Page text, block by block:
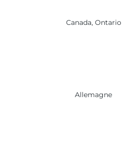
Canada, Ontario
Allemagne